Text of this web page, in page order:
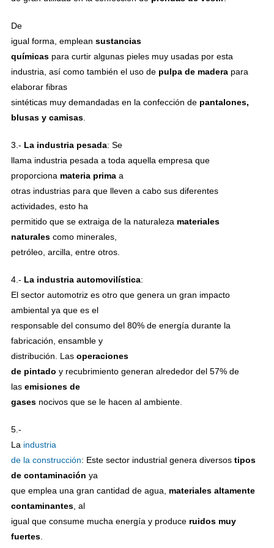
De
igual forma, emplean sustancias
químicaspara curtir algunas pieles muy usadas por esta
industria, así como también el uso de pulpa de maderapara
elaborar fibras
sintéticas muy demandadas en la confección de pantalones,
blusas y camisas.
3.- La industria pesada: Se
llama industria pesada a toda aquella empresa que
proporciona materia primaa
otras industrias para que lleven a cabo sus diferentes
actividades, esto ha
permitido que se extraiga de la naturaleza materiales
naturalescomo minerales,
petróleo, arcilla, entre otros.
4.- La industria automovilística:
El sector automotriz es otro que genera un gran impacto
ambiental ya que es el
responsable del consumo del 80% de energía durante la
fabricación, ensamble y
distribución. Las operaciones
de pintado y recubrimiento generan alrededor del 57% de
las emisiones de
gasesnocivos que se le hacen al ambiente.
5.-
La industria
de la construcción: Este sector industrial genera diversos tipos
de contaminación ya
que emplea una gran cantidad de agua, materiales altamente
contaminantes, al
igual que consume mucha energía y produce ruidos muy
fuertes.